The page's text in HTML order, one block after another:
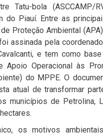
Tatu-bola (ASCCAMP/
do Piauí. Entre as
Proteção Ambiental
assinada pela
e tem como
Apoio Operacional às
do MPPE. O
atual de transformar
municípios de Petrolina,
os motivos